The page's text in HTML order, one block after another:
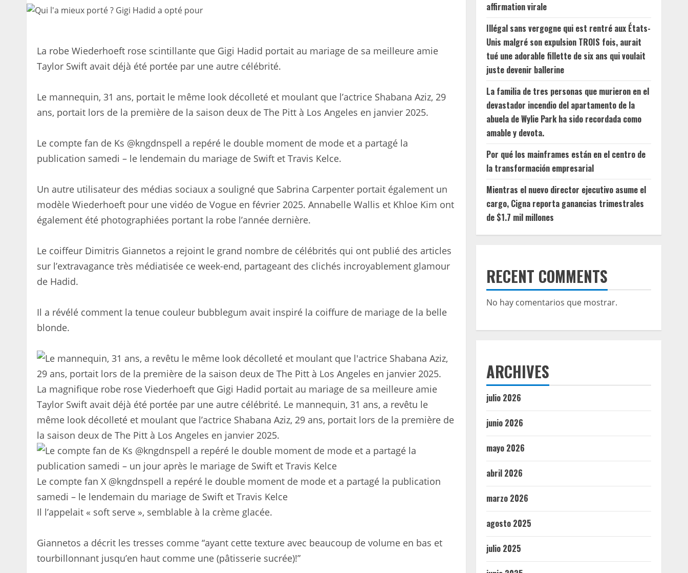
La robe Wiederhoeft rose scintillante que Gigi Hadid portait au mariage de sa meilleure amie
Taylor Swift avait déjà été portée par une autre célébrité.
Le mannequin, 31 ans, portait le même look décolleté et moulant que l’actrice Shabana Aziz, 29
ans, portait lors de la première de la saison deux de The Pitt à Los Angeles en janvier 2025.
Le compte fan de Ks @kngdnspell a repéré le double moment de mode et a partagé la
publication samedi – le lendemain du mariage de Swift et Travis Kelce.
Un autre utilisateur des médias sociaux a souligné que Sabrina Carpenter portait également un
modèle Wiederhoeft pour une vidéo de Vogue en février 2025. Annabelle Wallis et Khloe Kim ont
également été photographiées portant la robe l’année dernière.
Le coiffeur Dimitris Giannetos a rejoint le grand nombre de célébrités qui ont publié des articles
sur l’extravagance très médiatisée ce week-end, partageant des clichés incroyablement glamour
de Hadid.
Il a révélé comment la tenue couleur bubblegum avait inspiré la coiffure de mariage de la belle
blonde.
La magnifique robe rose Viederhoeft que Gigi Hadid portait au mariage de sa meilleure amie
Taylor Swift avait déjà été portée par une autre célébrité. Le mannequin, 31 ans, a revêtu le
même look décolleté et moulant que l’actrice Shabana Aziz, 29 ans, portait lors de la première de
la saison deux de The Pitt à Los Angeles en janvier 2025.
Le compte fan X @kngdnspell a repéré le double moment de mode et a partagé la publication
samedi – le lendemain du mariage de Swift et Travis Kelce
Il l’appelait « soft serve », semblable à la crème glacée.
Giannetos a décrit les tresses comme “ayant cette texture avec beaucoup de volume en bas et
tourbillonnant jusqu’en haut comme une (pâtisserie sucrée)!”
affirmation virale
Illégal sans vergogne qui est rentré aux États-
Unis malgré son expulsion TROIS fois, aurait
tué une adorable fillette de six ans qui voulait
juste devenir ballerine
La familia de tres personas que murieron en el
devastador incendio del apartamento de la
abuela de Wylie Park ha sido recordada como
amable y devota.
Por qué los mainframes están en el centro de
la transformación empresarial
Mientras el nuevo director ejecutivo asume el
cargo, Cigna reporta ganancias trimestrales
de $1.7 mil millones
RECENT COMMENTS
No hay comentarios que mostrar.
ARCHIVES
julio 2026
junio 2026
mayo 2026
abril 2026
marzo 2026
agosto 2025
julio 2025